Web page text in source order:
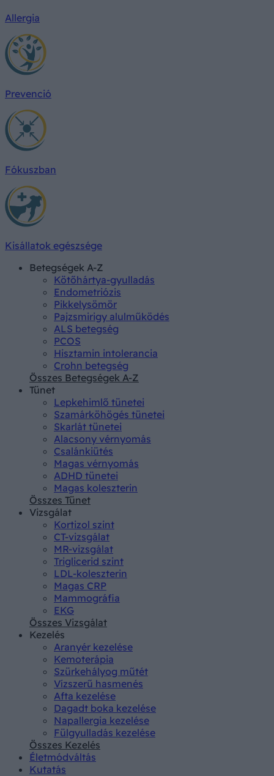
Allergia
Prevenció
Fókuszban
Kisállatok egészsége
Betegségek A-Z
Kötőhártya-gyulladás
Endometriózis
Pikkelysömör
Pajzsmirigy alulműködés
ALS betegség
PCOS
Hisztamin intolerancia
Crohn betegség
Összes Betegségek A-Z
Tünet
Lepkehimlő tünetei
Szamárköhögés tünetei
Skarlát tünetei
Alacsony vérnyomás
Csalánkiütés
Magas vérnyomás
ADHD tünetei
Magas koleszterin
Összes Tünet
Vizsgálat
Kortizol szint
CT-vizsgálat
MR-vizsgálat
Triglicerid szint
LDL-koleszterin
Magas CRP
Mammográfia
EKG
Összes Vizsgálat
Kezelés
Aranyér kezelése
Kemoterápia
Szürkehályog műtét
Vízszerű hasmenés
Afta kezelése
Dagadt boka kezelése
Napallergia kezelése
Fülgyulladás kezelése
Összes Kezelés
Életmódváltás
Kutatás